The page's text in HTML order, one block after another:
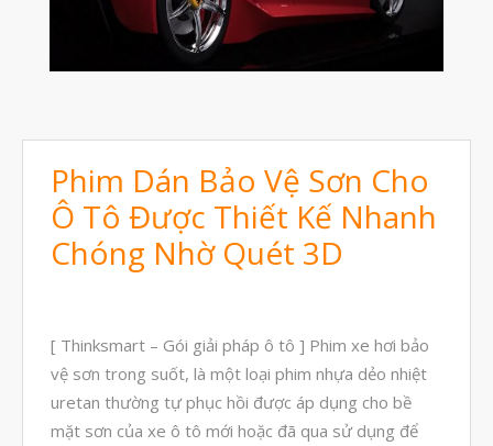
Tháng Mười Một 2024
Tháng Năm 2024
Tháng Tư 2024
Tháng Ba 2024
Tháng Mười Hai 2023
Tháng Mười Một 2023
Tháng Mười 2023
Phim Dán Bảo Vệ Sơn Cho
Ô Tô Được Thiết Kế Nhanh
Chóng Nhờ Quét 3D
[ Thinksmart – Gói giải pháp ô tô ] Phim xe hơi bảo
vệ sơn trong suốt, là một loại phim nhựa dẻo nhiệt
uretan thường tự phục hồi được áp dụng cho bề
mặt sơn của xe ô tô mới hoặc đã qua sử dụng để